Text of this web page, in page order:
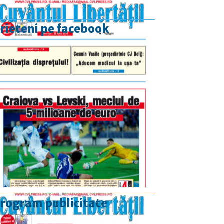
pe facebook
publicitate